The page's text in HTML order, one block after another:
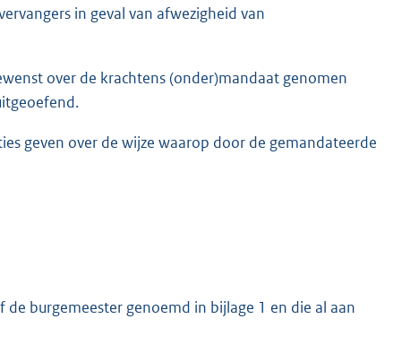
in geval van afwezigheid van
over de krachtens (onder)mandaat genomen
geven over de wijze waarop door de gemandateerde
burgemeester genoemd in bijlage 1 en die al aan